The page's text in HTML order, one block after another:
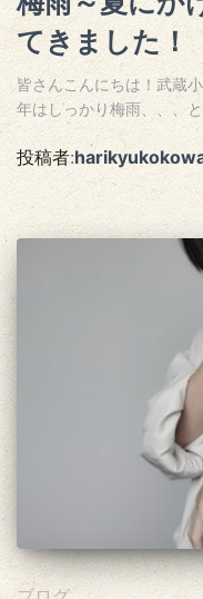
てきました！
皆さんこんにちは！武蔵
年はしっかり梅雨、、、
投稿者: